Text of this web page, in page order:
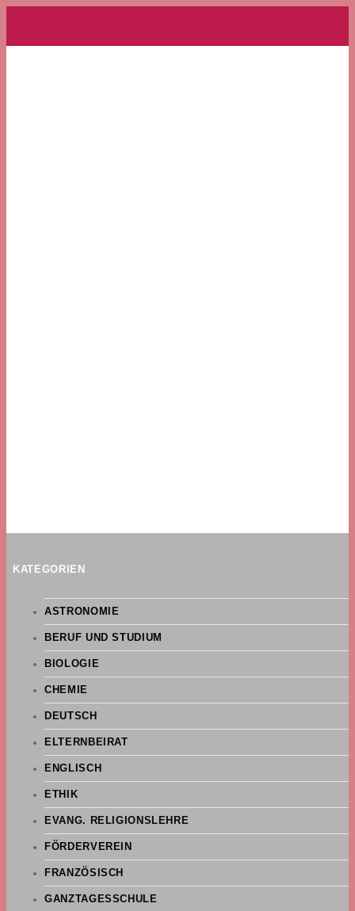
KATEGORIEN
ASTRONOMIE
BERUF UND STUDIUM
BIOLOGIE
CHEMIE
DEUTSCH
ELTERNBEIRAT
ENGLISCH
ETHIK
EVANG. RELIGIONSLEHRE
FÖRDERVEREIN
FRANZÖSISCH
GANZTAGESSCHULE